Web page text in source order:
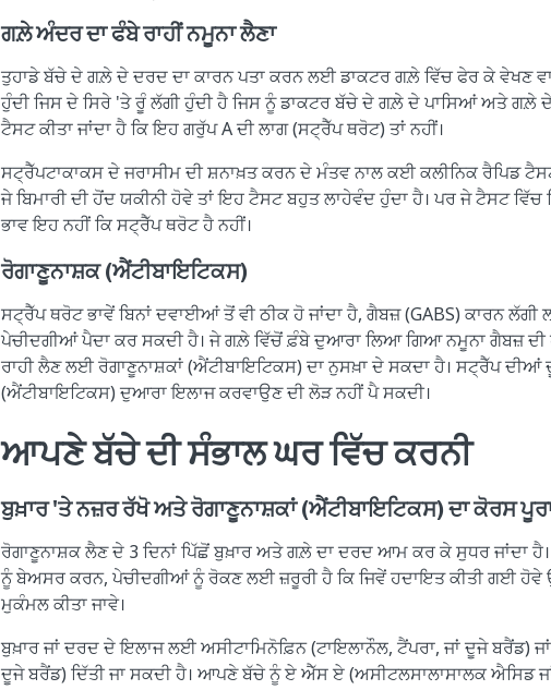
ਗਲ਼ੇ ਅੰਦਰ ਦਾ ਫੰਬੇ ਰਾਹੀਂ ਨਮੂਨਾ ਲੈਣਾ
ਤੁਹਾਡੇ ਬੱਚੇ ਦੇ ਗਲ਼ੇ ਦੇ ਦਰਦ ਦਾ ਕਾਰਨ ਪਤਾ ਕਰਨ ਲਈ ਡਾਕਟਰ ਗਲ਼ੇ ਵਿੱਚ ਫੇਰ ਕੇ ਵੇਖਣ
ਹੁੰਦੀ ਜਿਸ ਦੇ ਸਿਰੇ 'ਤੇ ਰੂੰ ਲੱਗੀ ਹੁੰਦੀ ਹੈ ਜਿਸ ਨੂੰ ਡਾਕਟਰ ਬੱਚੇ ਦੇ ਗਲ਼ੇ ਦੇ ਪਾਸਿਆਂ ਅਤੇ ਗਲ਼ੇ
ਟੈਸਟ ਕੀਤਾ ਜਾਂਦਾ ਹੈ ਕਿ ਇਹ ਗਰੁੱਪ A ਦੀ ਲਾਗ (ਸਟ੍ਰੈੱਪ ਥਰੋਟ) ਤਾਂ ਨਹੀਂ।
ਸਟ੍ਰੈੱਪਟਾਕਾਕਸ ਦੇ ਜਰਾਸੀਮ ਦੀ ਸ਼ਨਾਖ਼ਤ ਕਰਨ ਦੇ ਮੰਤਵ ਨਾਲ ਕਈ ਕਲੀਨਿਕ ਰੈਪਿਡ
ਜੇ ਬਿਮਾਰੀ ਦੀ ਹੋਂਦ ਯਕੀਨੀ ਹੋਵੇ ਤਾਂ ਇਹ ਟੈਸਟ ਬਹੁਤ ਲਾਹੇਵੰਦ ਹੁੰਦਾ ਹੈ। ਪਰ ਜੇ ਟੈਸਟ ਵਿੱਚ
ਭਾਵ ਇਹ ਨਹੀਂ ਕਿ ਸਟ੍ਰੈੱਪ ਥਰੋਟ ਹੈ ਨਹੀਂ।
ਰੋਗਾਣੂਨਾਸ਼ਕ (ਐਂਟੀਬਾਇਟਿਕਸ)
ਸਟ੍ਰੈੱਪ ਥਰੋਟ ਭਾਵੇਂ ਬਿਨਾਂ ਦਵਾਈਆਂ ਤੋਂ ਵੀ ਠੀਕ ਹੋ ਜਾਂਦਾ ਹੈ, ਗੈਬਜ਼ (GABS) ਕਾਰਨ ਲੱਗੀ
ਪੇਚੀਦਗੀਆਂ ਪੈਦਾ ਕਰ ਸਕਦੀ ਹੈ। ਜੇ ਗਲ਼ੇ ਵਿੱਚੋਂ ਫ਼ੰਬੇ ਦੁਆਰਾ ਲਿਆ ਗਿਆ ਨਮੂਨਾ ਗੈਬਜ਼ ਦੀ
ਰਾਹੀ ਲੈਣ ਲਈ ਰੋਗਾਣੂਨਾਸ਼ਕਾਂ (ਐਂਟੀਬਾਇਟਿਕਸ) ਦਾ ਨੁਸਖ਼ਾ ਦੇ ਸਕਦਾ ਹੈ। ਸਟ੍ਰੈੱਪ ਦੀਆਂ
(ਐਂਟੀਬਾਇਟਿਕਸ) ਦੁਆਰਾ ਇਲਾਜ ਕਰਵਾਉਣ ਦੀ ਲੋੜ ਨਹੀਂ ਪੈ ਸਕਦੀ।
ਆਪਣੇ ਬੱਚੇ ਦੀ ਸੰਭਾਲ ਘਰ ਵਿੱਚ ਕਰਨੀ
ਬੁਖ਼ਾਰ 'ਤੇ ਨਜ਼ਰ ਰੱਖੋ ਅਤੇ ਰੋਗਾਣੂਨਾਸ਼ਕਾਂ (ਐਂਟੀਬਾਇਟਿਕਸ)​ ਦਾ ਕੋਰਸ
ਰੋਗਾਣੂਨਾਸ਼ਕ ਲੈਣ ਦੇ 3 ਦਿਨਾਂ ਪਿੱਛੋਂ ਬੁਖ਼ਾਰ ਅਤੇ ਗਲ਼ੇ ਦਾ ਦਰਦ ਆਮ ਕਰ ਕੇ ਸੁਧਰ ਜਾਂਦਾ
ਨੂੰ ਬੇਅਸਰ ਕਰਨ, ਪੇਚੀਦਗੀਆਂ ਨੂੰ ਰੋਕਣ ਲਈ ਜ਼ਰੂਰੀ ਹੈ ਕਿ ਜਿਵੇਂ ਹਦਾਇਤ ਕੀਤੀ ਗਈ
ਮੁਕੰਮਲ ਕੀਤਾ ਜਾਵੇ।
ਬੁਖ਼ਾਰ ਜਾਂ ਦਰਦ ਦੇ ਇਲਾਜ ਲਈ ਅਸੀਟਾਮਿਨੋਫ਼ਿਨ (ਟਾਇਲਾਨੌਲ, ਟੈਂਪਰਾ, ਜਾਂ ਦੂਜੇ ਬਰੈਂਡ)
ਦੂਜੇ ਬਰੈਂਡ) ਦਿੱਤੀ ਜਾ ਸਕਦੀ ਹੈ। ਆਪਣੇ ਬੱਚੇ ਨੂੰ ਏ ਐੱਸ ਏ (ਅਸੀਟਲਸਾਲਾਸਾਲਕ ਐਸਿਡ